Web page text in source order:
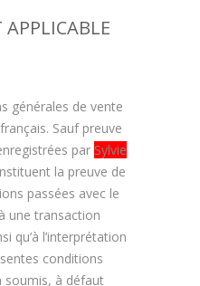
générales de vente
Sauf preuve
par Sylvie
la preuve de
passées avec le
une transaction
qu’à l’interprétation
conditions
soumis, à défaut